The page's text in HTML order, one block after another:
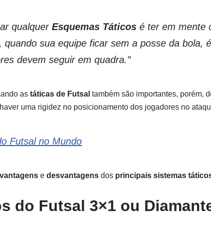
qualquer Esquemas Táticos é ter em mente
quando sua equipe ficar sem a posse da bola,
devem seguir em quadra.”
as táticas de Futsal também são importantes, porém,
uma rigidez no posicionamento dos jogadores no
Futsal no Mundo
vantagens e desvantagens dos principais sistemas
do Futsal 3×1 ou